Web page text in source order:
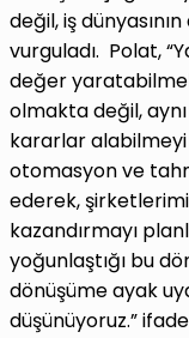
değil, iş
vurguladı. Polat,
değer
olmakta değil,
kararlar
otomasyon ve
ederek,
kazandırmayı
yoğunlaştığı bu
dönüşüme ayak
düşünüyoruz.”